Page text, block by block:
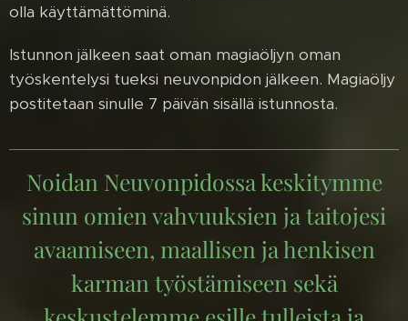
olla käyttämättöminä.
Istunnon jälkeen saat oman magiaöljyn oman
työskentelysi tueksi neuvonpidon jälkeen. Magiaöljy
postitetaan sinulle 7 päivän sisällä istunnosta.
Noidan Neuvonpidossa keskitymme
sinun omien vahvuuksien ja taitojesi
avaamiseen, maallisen ja henkisen
karman työstämiseen sekä